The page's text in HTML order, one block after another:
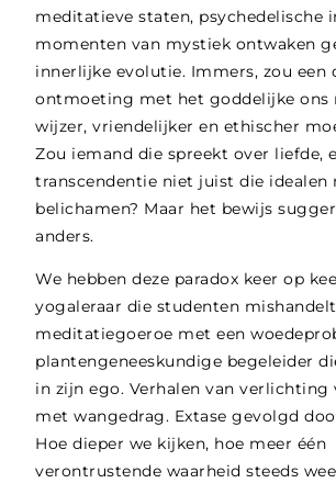
meditatieve staten, psychedelische
momenten van mystiek ontwaken
innerlijke evolutie. Immers, zou een
ontmoeting met het goddelijke ons
wijzer, vriendelijker en ethischer
Zou iemand die spreekt over liefde,
transcendentie niet juist die idealen
belichamen? Maar het bewijs
anders.
We hebben deze paradox keer op
yogaleraar die studenten
meditatiegoeroe met een
plantengeneeskundige begeleider
in zijn ego. Verhalen van verlichting
met wangedrag. Extase gevolgd
Hoe dieper we kijken, hoe meer één
verontrustende waarheid steeds